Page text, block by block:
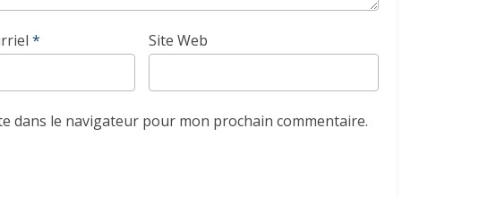
* Site Web
dans le navigateur pour mon prochain commentaire.